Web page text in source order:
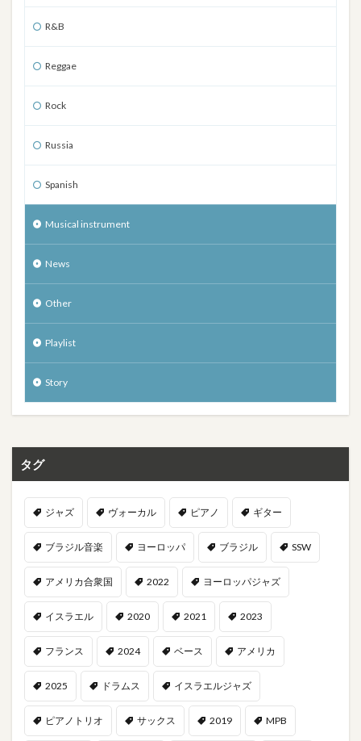
R&B
Reggae
Rock
Russia
Spanish
Musical instrument
News
Other
Playlist
Story
タグ
ジャズ ヴォーカル ピアノ ギター
ブラジル音楽 ヨーロッパ ブラジル SSW
アメリカ合衆国 2022 ヨーロッパジャズ
イスラエル 2020 2021 2023
フランス 2024 ベース アメリカ
2025 ドラムス イスラエルジャズ
ピアノトリオ サックス 2019 MPB